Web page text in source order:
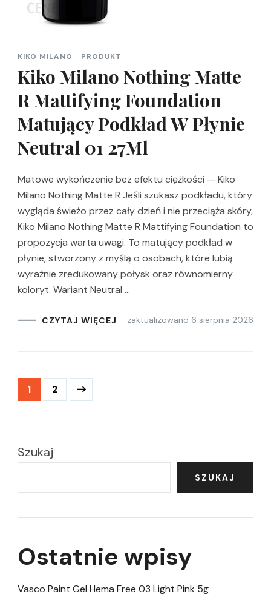
KIKO MILANO PRODUKT
Kiko Milano Nothing Matte
R Mattifying Foundation
Matujący Podkład W Płynie
Neutral 01 27Ml
Matowe wykończenie bez efektu ciężkości — Kiko
Milano Nothing Matte R Jeśli szukasz podkładu, który
wygląda świeżo przez cały dzień i nie przeciąża skóry,
Kiko Milano Nothing Matte R Mattifying Foundation to
propozycja warta uwagi. To matujący podkład w
płynie, stworzony z myślą o osobach, które lubią
wyraźnie zredukowany połysk oraz równomierny
koloryt. Wariant Neutral …
CZYTAJ WIĘCEJ zaktualizowano 6 sierpnia 2026
Stronicowanie
Strona
1 Strona
2
Szukaj
SZUKAJ
Ostatnie wpisy
Vasco Paint Gel Hema Free 03 Light Pink 5g